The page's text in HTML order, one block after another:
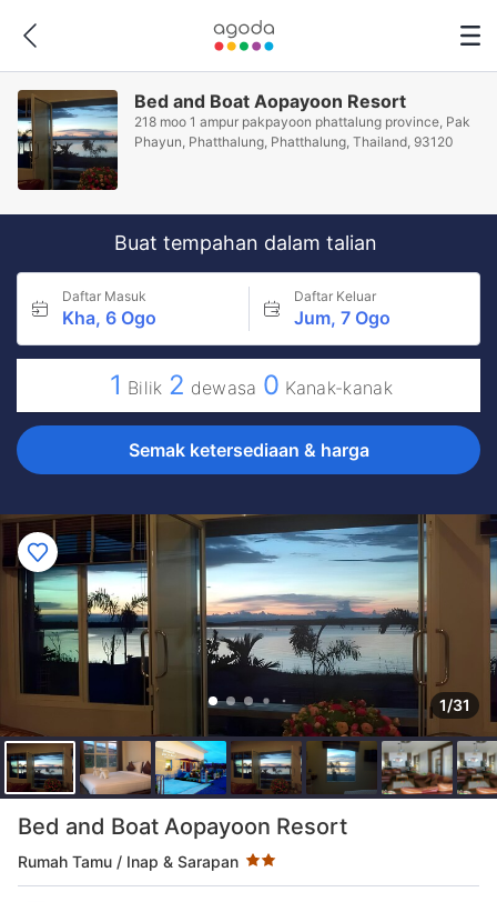
Bed and Boat Aopayoon Resort
218 moo 1 ampur pakpayoon phattalung province, Pak
Phayun, Phatthalung, Phatthalung, Thailand, 93120
Buat tempahan dalam talian
Daftar Masuk
Kha, 6 Ogo
Daftar Keluar
Jum, 7 Ogo
1 Bilik 2 dewasa 0 Kanak-kanak
Semak ketersediaan & harga
1/31
Bed and Boat Aopayoon Resort
Rumah Tamu / Inap & Sarapan
Taraf bintang 2 bintang